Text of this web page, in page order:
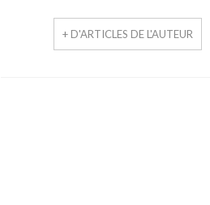
+ D'ARTICLES DE L'AUTEUR